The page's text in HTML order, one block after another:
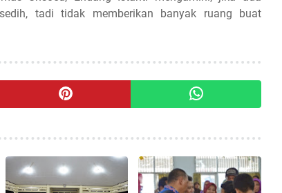
tadi tidak memberikan banyak ruang buat